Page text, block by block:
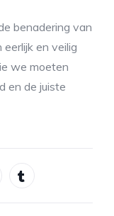
benadering van
en veilig
we moeten
en de juiste